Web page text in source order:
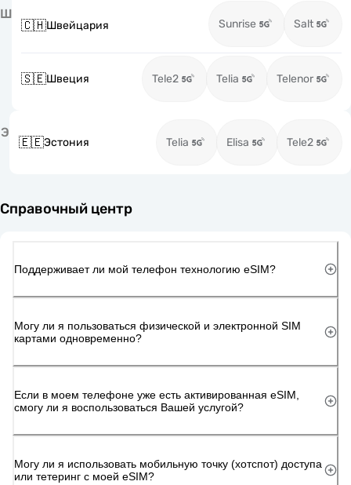
Ш
🇨🇭Швейцария Sunrise Salt
🇸🇪Швеция Tele2 Telia Telenor
Э
🇪🇪Эстония Telia Elisa Tele2
Справочный центр
Поддерживает ли мой телефон технологию eSIM?
Могу ли я пользоваться физической и электронной SIM
картами одновременно?
Если в моем телефоне уже есть активированная eSIM,
смогу ли я воспользоваться Вашей услугой?
Могу ли я использовать мобильную точку (хотспот) доступа
или тетеринг с моей eSIM?